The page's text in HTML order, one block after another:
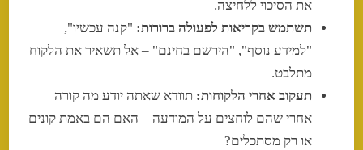
את הסיכוי ללחיצה.
תשתמש בקריאות לפעולה ברורות: "קנה עכשיו",
"למידע נוסף", "הירשם בחינם" – אל תשאיר את הלקוח
מתלבט.
תעקוב אחרי הלקוחות: תוודא שאתה יודע מה קורה
אחרי שהם לוחצים על המודעה – האם הם באמת קונים
או רק מסתכלים?